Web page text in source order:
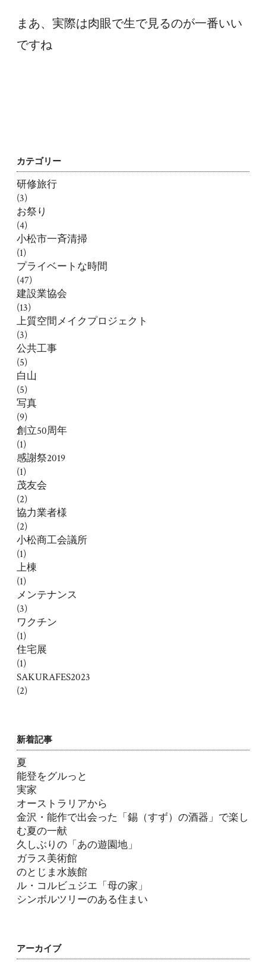
まあ、実際は肉眼で生で見るのが一番いい
ですね
カテゴリー
研修旅行
(3)
お祭り
(4)
小松市一斉清掃
(1)
プライベートな時間
(47)
建設業協会
(13)
上質空間メイクプロジェクト
(3)
公共工事
(5)
白山
(5)
写真
(9)
創立50周年
(1)
感謝祭2019
(1)
茂友会
(2)
協力業者様
(2)
小松商工会議所
(1)
上棟
(1)
メンテナンス
(3)
ワクチン
(1)
住宅展
(1)
SAKURAFES2023
(2)
新着記事
夏
能登をグルっと
実家
オーストラリアから
金沢・能作で出会った「錫（すず）の酒器」で楽し
む夏の一献
久しぶりの「あの遊園地」
ガラス美術館
のとじま水族館
ル・コルビュジエ「母の家」
シンボルツリーのある住まい
アーカイブ